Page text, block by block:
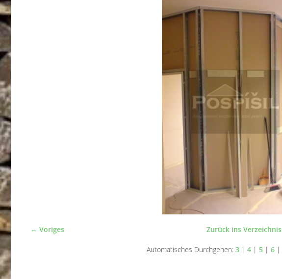
← Voriges Zurück ins Verzeichnis
Automatisches Durchgehen: 3| 4| 5| 6|